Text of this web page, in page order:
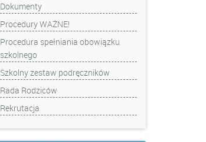
Dokumenty
Procedury WAŻNE!
Procedura spełniania obowiązku
szkolnego
Szkolny zestaw podręczników
Rada Rodziców
Rekrutacja